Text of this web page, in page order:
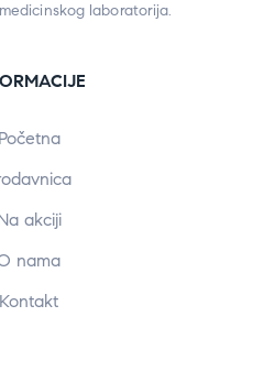
laboratorija.
Početna
akciji
nama
Kontakt